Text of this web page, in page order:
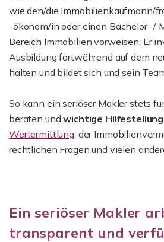
wie den/die Immobilienkaufmann/
-ökonom/in oder einen Bachelor- /
Bereich Immobilien vorweisen. Er
Ausbildung fortwährend auf dem
halten und bildet sich und sein
So kann ein seriöser Makler stets
beraten undwichtige Hilfestellung
Wertermittlung, der
rechtlichen Fragen und vielen
Ein seriöser Makler
transparent und